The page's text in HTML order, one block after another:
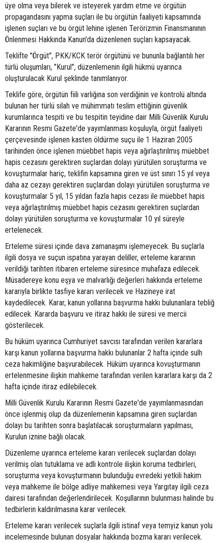
üye olma veya bilerek ve isteyerek yardım etme ve örgütün
propagandasını yapma suçları ile bu örgütün faaliyeti kapsamında
işlenen suçları ve bu örgüt lehine işlenen Terörizmin Finansmanının
Önlenmesi Hakkında Kanun'da düzenlenen suçları kapsayacak.
Teklifte "Örgüt", PKK/KCK terör örgütünü ve bununla bağlantılı her
türlü oluşumları, "Kurul", düzenlemenin ilgili hükmü uyarınca
oluşturulacak Kurul şeklinde tanımlanıyor.
Teklife göre, örgütün fiili varlığına son verdiğinin ve kontrolü altında
bulunan her türlü silah ve mühimmatı teslim ettiğinin güvenlik
kurumlarınca tespiti ve bu tespitin teyidine dair Milli Güvenlik Kurulu
Kararının Resmi Gazete'de yayımlanması koşuluyla, örgüt faaliyeti
çerçevesinde işlenen kasten öldürme suçu ile 1 Haziran 2005
tarihinden önce işlenen müebbet hapis veya ağırlaştırılmış müebbet
hapis cezasını gerektiren suçlardan dolayı yürütülen soruşturma ve
kovuşturmalar hariç, teklifin kapsamına giren ve üst sınırı 15 yıl veya
daha az cezayı gerektiren suçlardan dolayı yürütülen soruşturma ve
kovuşturmalar 5 yıl, 15 yıldan fazla hapis cezası ile müebbet hapis
veya ağırlaştırılmış müebbet hapis cezasını gerektiren suçlardan
dolayı yürütülen soruşturma ve kovuşturmalar 10 yıl süreyle
ertelenecek.
Erteleme süresi içinde dava zamanaşımı işlemeyecek. Bu suçlarla
ilgili dosya ve suçun ispatına yarayan deliller, erteleme kararının
verildiği tarihten itibaren erteleme süresince muhafaza edilecek.
Müsadereye konu eşya ve malvarlığı değerleri hakkında erteleme
kararıyla birlikte tasfiye kararı verilecek ve Hazineye irat
kaydedilecek. Karar, kanun yollarına başvurma hakkı bulunanlara tebliğ
edilecek. Kararda başvuru ve itiraz hakkı ile süresi ve mercii
gösterilecek.
Bu hüküm uyarınca Cumhuriyet savcısı tarafından verilen kararlara
karşı kanun yollarına başvurma hakkı bulunanlar 2 hafta içinde sulh
ceza hakimliğine başvurabilecek. Hüküm uyarınca kovuşturmanın
ertelenmesine ilişkin mahkeme tarafından verilen kararlara karşı da 2
hafta içinde itiraz edilebilecek.
Milli Güvenlik Kurulu Kararının Resmi Gazete'de yayımlanmasından
önce işlenmiş olup da düzenlemenin kapsamına giren suçlardan
dolayı bu tarihten sonra başlatılacak soruşturmaların yapılması,
Kurulun iznine bağlı olacak.
Düzenleme uyarınca erteleme kararı verilecek suçlardan dolayı
verilmiş olan tutuklama ve adli kontrole ilişkin koruma tedbirleri,
soruşturma veya kovuşturmanın bulunduğu evredeki yetkili hakim
veya mahkeme ile bölge adliye mahkemesi veya Yargıtay ilgili ceza
dairesi tarafından değerlendirilecek. Koşullarının bulunması halinde bu
tedbirlerin kaldırılmasına karar verilecek.
Erteleme kararı verilecek suçlarla ilgili istinaf veya temyiz kanun yolu
incelemesinde bulunan dosyalar hakkında bozma kararı verilecek.